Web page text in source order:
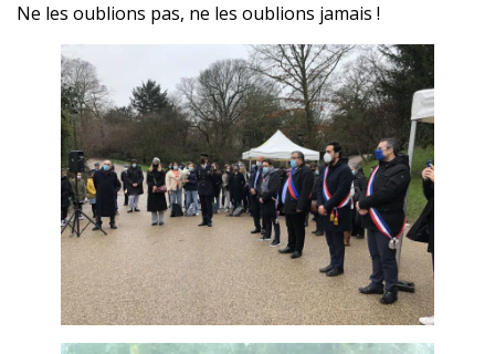
Ne les oublions pas, ne les oublions jamais !